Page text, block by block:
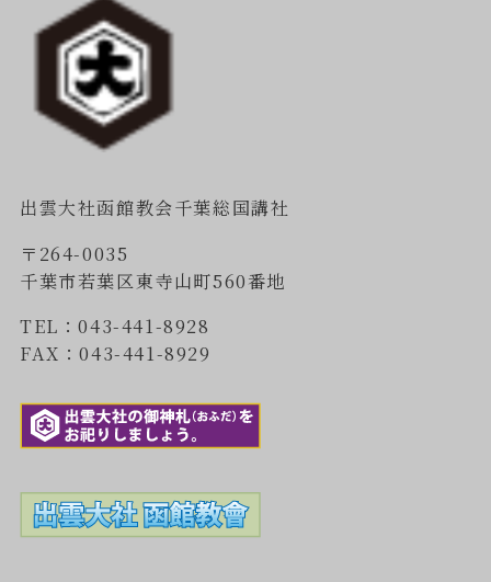
出雲大社函館教会千葉総国講社
〒264-0035
千葉市若葉区東寺山町560番地
TEL：043-441-8928
FAX：043-441-8929